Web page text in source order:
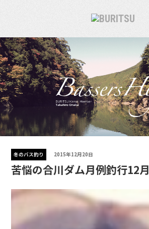
冬のバス釣り 2015年12月20日
苦悩の合川ダム月例釣行12月